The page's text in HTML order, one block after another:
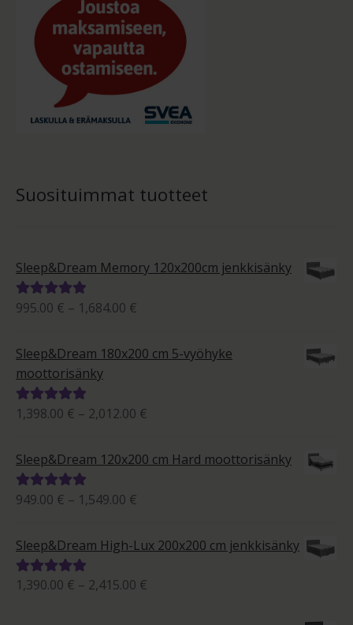
Suosituimmat tuotteet
Sleep&Dream Memory 120x200cm jenkkisänky
Arvostelu
995.00 € – 1,684.00 €
-
1,684.00 €
Sleep&Dream 180x200 cm 5-vyöhyke
moottorisänky
Arvostelu
1,398.00 € – 2,012.00 €
-
Sleep&Dream 120x200 cm Hard moottorisänky
Arvostelu
949.00 € – 1,549.00 €
1,549.00 €
Sleep&Dream High-Lux 200x200 cm jenkkisänky
Arvostelu
1,390.00 € – 2,415.00 €